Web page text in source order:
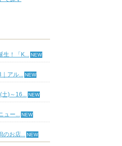
生！「K...
アル...
土)～16...
ュー...
のお店...